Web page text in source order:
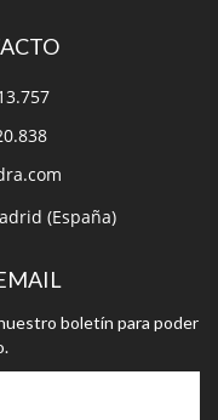
(España)
boletín para poder